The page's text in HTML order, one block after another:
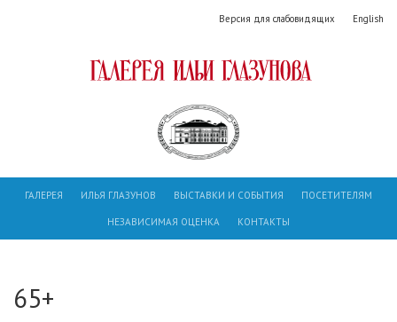
Версия для слабовидящих English
ГАЛЕРЕЯ ИЛЬЯ ГЛАЗУНОВ ВЫСТАВКИ И СОБЫТИЯ ПОСЕТИТЕЛЯМ
НЕЗАВИСИМАЯ ОЦЕНКА КОНТАКТЫ
65+